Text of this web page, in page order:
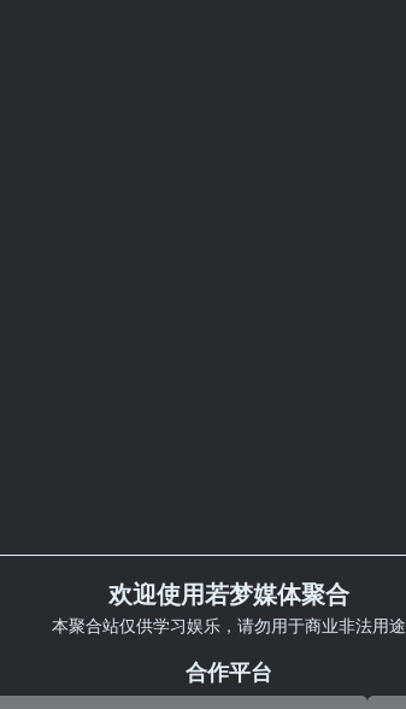
欢迎使用若梦媒体聚合
本聚合站仅供学习娱乐，请勿用于商业非法用途
合作平台